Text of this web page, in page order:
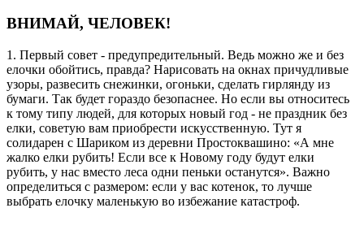
ВНИМАЙ, ЧЕЛОВЕК!
1. Первый совет - предупредительный. Ведь можно же и без
елочки обойтись, правда? Нарисовать на окнах причудливые
узоры, развесить снежинки, огоньки, сделать гирлянду из
бумаги. Так будет гораздо безопаснее. Но если вы относитесь
к тому типу людей, для которых новый год - не праздник без
елки, советую вам приобрести искусственную. Тут я
солидарен с Шариком из деревни Простоквашино: «А мне
жалко елки рубить! Если все к Новому году будут елки
рубить, у нас вместо леса одни пеньки останутся». Важно
определиться с размером: если у вас котенок, то лучше
выбрать елочку маленькую во избежание катастроф.